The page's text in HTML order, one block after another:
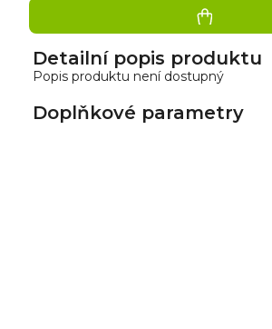
Detailní popis produktu
Popis produktu není dostupný
Doplňkové parametry